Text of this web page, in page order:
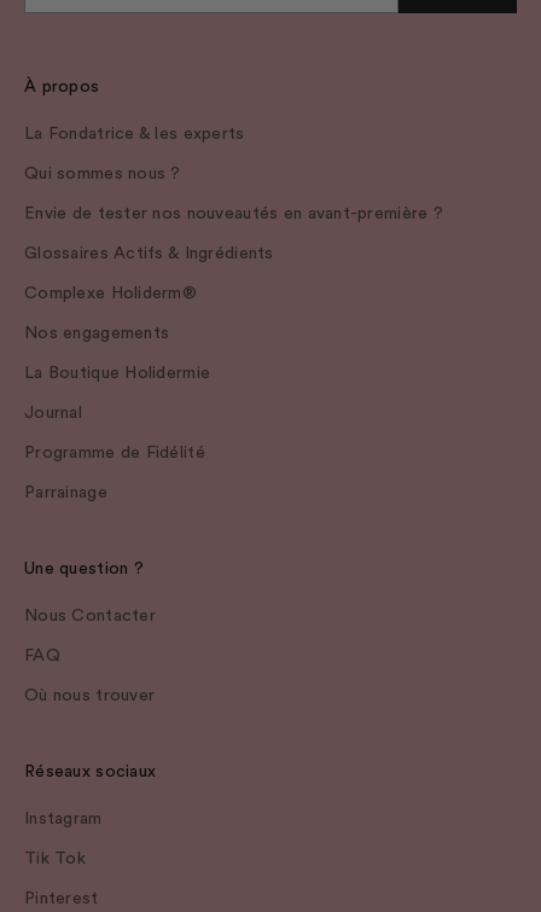
À propos
La Fondatrice & les experts
Qui sommes nous ?
Envie de tester nos nouveautés en avant-première ?
Glossaires Actifs & Ingrédients
Complexe Holiderm®
Nos engagements
La Boutique Holidermie
Journal
Programme de Fidélité
Parrainage
Une question ?
Nous Contacter
FAQ
Où nous trouver
Réseaux sociaux
Instagram
Tik Tok
Pinterest